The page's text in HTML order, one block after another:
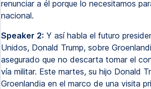
renunciar a él porque lo necesitamos
nacional.
Speaker 2: Y así habla el futuro
Unidos, Donald Trump, sobre
asegurado que no descarta tomar el
vía militar. Este martes, su hijo Donald
Groenlandia en el marco de una visita